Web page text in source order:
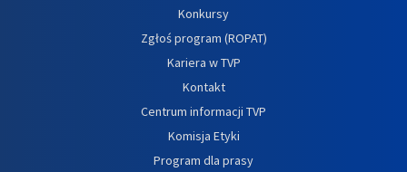
Konkursy
Zgłoś program (ROPAT)
Kariera w TVP
Kontakt
Centrum informacji TVP
Komisja Etyki
Program dla prasy